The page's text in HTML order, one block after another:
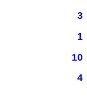
3
1
10
4